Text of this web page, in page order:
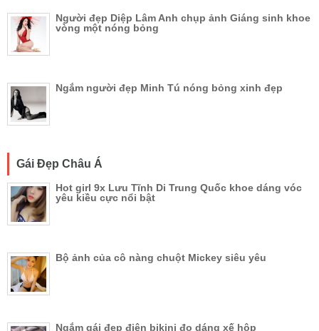
Người đẹp Diệp Lâm Anh chụp ảnh Giáng sinh khoe
vòng một nóng bỏng
Ngắm người đẹp Minh Tú nóng bỏng xinh đẹp
Gái Đẹp Châu Á
Hot girl 9x Lưu Tĩnh Di Trung Quốc khoe dáng vóc
yêu kiều cực nổi bật
Bộ ảnh của cô nàng chuột Mickey siêu yêu
Ngắm gái đẹp điện bikini đọ dáng xế hộp